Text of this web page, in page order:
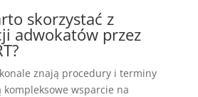
skorzystać z
adwokatów przez
znają procedury i terminy
kompleksowe wsparcie na